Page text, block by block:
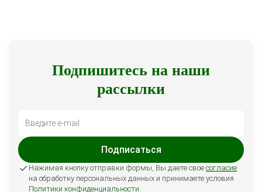
Подпишитесь на наши
рассылки
Подписаться
Нажимая кнопку отправки формы, Вы даете свое согласие
на обработку персональных данных и принимаете условия
Политики конфиденциальности.